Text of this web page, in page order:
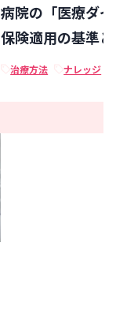
病院の「医療ダ
保険適用の基準
治療方法 ナレッジ